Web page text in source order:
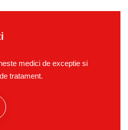
medici de exceptie si
tratament.